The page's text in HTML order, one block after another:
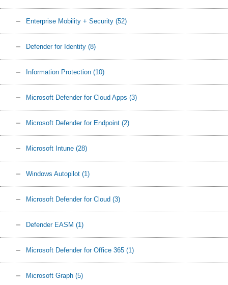
Enterprise Mobility + Security (52)
Defender for Identity (8)
Information Protection (10)
Microsoft Defender for Cloud Apps (3)
Microsoft Defender for Endpoint (2)
Microsoft Intune (28)
Windows Autopilot (1)
Microsoft Defender for Cloud (3)
Defender EASM (1)
Microsoft Defender for Office 365 (1)
Microsoft Graph (5)